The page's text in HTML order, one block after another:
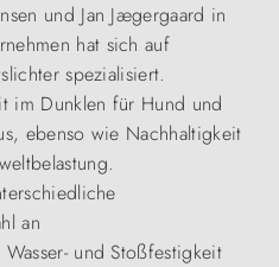
und Jan Jægergaard in
hat sich auf
spezialisiert.
im Dunklen für Hund und
ebenso wie Nachhaltigkeit
an
und Stoßfestigkeit